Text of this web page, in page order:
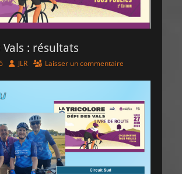
Vals : résultats
Author
JLR Laisser un commentaire